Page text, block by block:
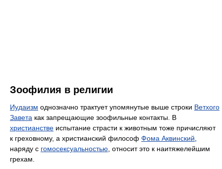
Зоофилия в религии
Иудаизм однозначно трактует упомянутые выше строки Ветхого
Завета как запрещающие зоофильные контакты. В
христианстве испытание страсти к животным тоже причисляют
к греховному, а христианский философ Фома Аквинский
наряду с гомосексуальностью , относит это к наитяжелейшим
грехам.